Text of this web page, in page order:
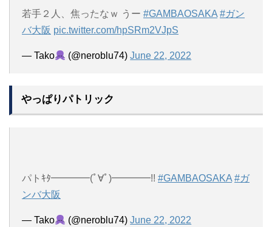
若手２人、焦ったなｗ うー #GAMBAOSAKA #ガン
バ大阪 pic.twitter.com/hpSRm2VJpS
— Tako (@neroblu74)June 22, 2022
やっぱりパトリック
パトｷﾀ━━━━(ﾟ∀ﾟ)━━━━!! #GAMBAOSAKA #ガ
ンバ大阪
— Tako (@neroblu74)June 22, 2022